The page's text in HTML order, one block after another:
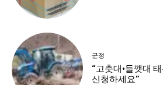
군정
“고춧대·들깻대
신청하세요”